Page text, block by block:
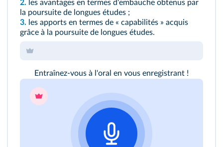
2. les avantages en termes d'embauche obtenus par
la poursuite de longues études ;
3. les apports en termes de « capabilités » acquis
grâce à la poursuite de longues études.
Entraînez-vous à l'oral en vous enregistrant !